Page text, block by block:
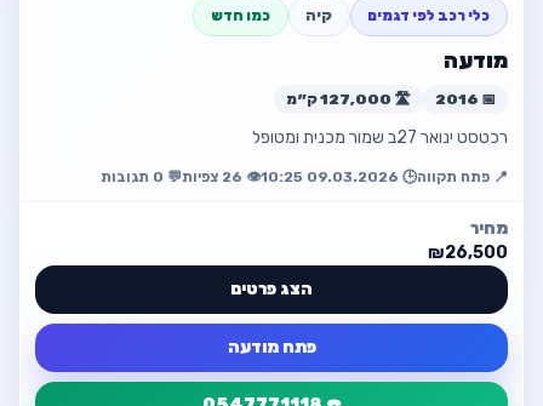
פתח מודעה כלי רכב לפי דגמים קיה כמו חדש
מודעה
📅 2016 🛣️ 127,000 ק״מ
רכטסט ינואר 27ב שמור מכנית ומטופל
📍 פתח תקווה🕒 09.03.2026 10:25 👁️ 26 צפיות 💬 0 תגובות
מחיר
₪26,500
הצג פרטים
פתח מודעה